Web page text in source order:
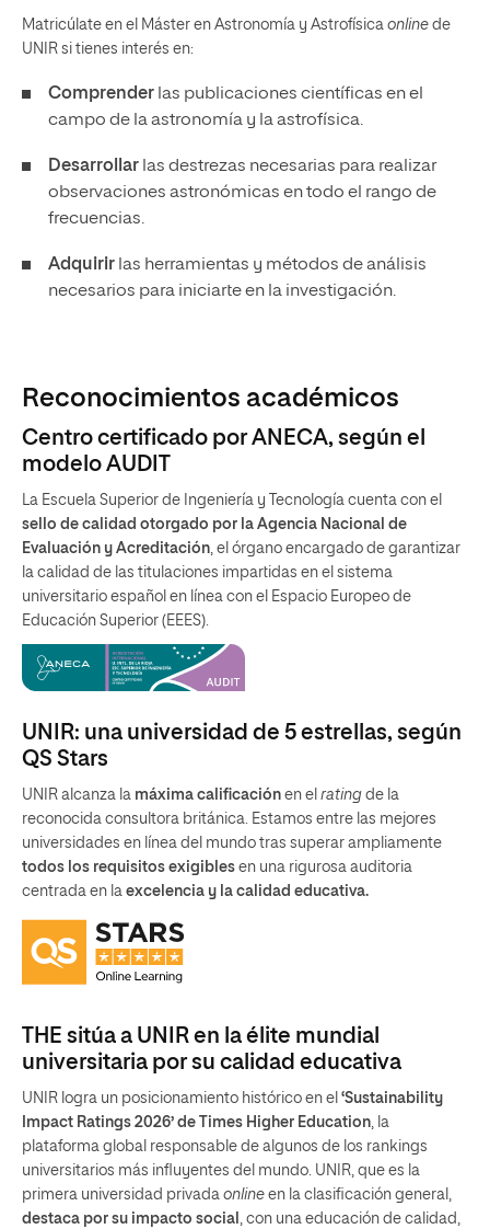
Matricúlate en el Máster en Astronomía y Astrofísica online de
UNIR si tienes interés en:
Comprender las publicaciones científicas en el
campo de la astronomía y la astrofísica.
Desarrollar las destrezas necesarias para realizar
observaciones astronómicas en todo el rango de
frecuencias.
Adquirir las herramientas y métodos de análisis
necesarios para iniciarte en la investigación.
Reconocimientos académicos
Centro certificado por ANECA, según el
modelo AUDIT
La Escuela Superior de Ingeniería y Tecnología cuenta con el
sello de calidad otorgado por la Agencia Nacional de
Evaluación y Acreditación, el órgano encargado de garantizar
la calidad de las titulaciones impartidas en el sistema
universitario español en línea con el Espacio Europeo de
Educación Superior (EEES).
UNIR: una universidad de 5 estrellas, según
QS Stars
UNIR alcanza la máxima calificación en el rating de la
reconocida consultora británica. Estamos entre las mejores
universidades en línea del mundo tras superar ampliamente
todos los requisitos exigibles en una rigurosa auditoria
centrada en la excelencia y la calidad educativa.
THE sitúa a UNIR en la élite mundial
universitaria por su calidad educativa
UNIR logra un posicionamiento histórico en el ‘Sustainability
Impact Ratings 2026’ de Times Higher Education, la
plataforma global responsable de algunos de los rankings
universitarios más influyentes del mundo. UNIR, que es la
primera universidad privada online en la clasificación general,
destaca por su impacto social , con una educación de calidad,